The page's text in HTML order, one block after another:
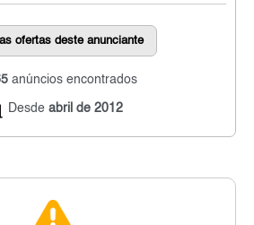
ofertas deste anunciante
anúncios encontrados
Desde abril de 2012